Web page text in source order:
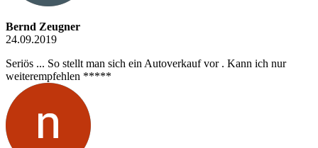
Bernd Zeugner
24.09.2019
Seriös ... So stellt man sich ein Autoverkauf vor . Kann ich nur
weiterempfehlen *****